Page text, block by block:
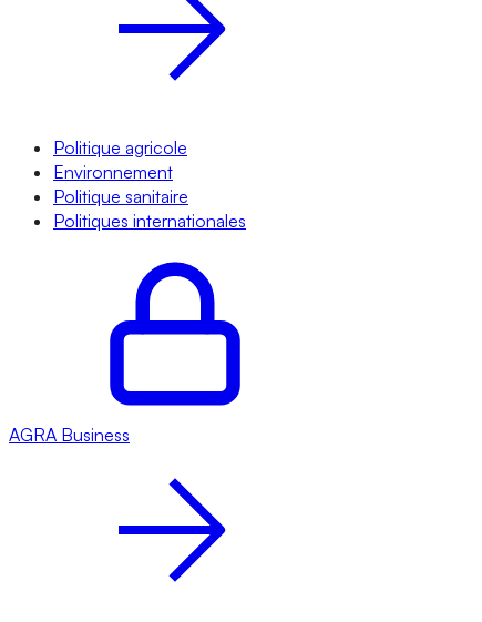
Politique agricole
Environnement
Politique sanitaire
Politiques internationales
AGRA Business